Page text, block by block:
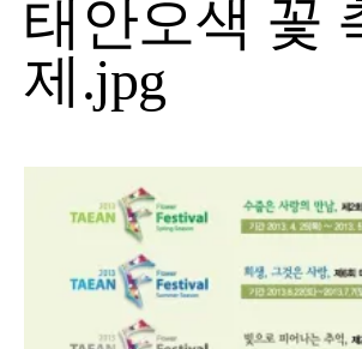
태안오색 꽃
제.jpg